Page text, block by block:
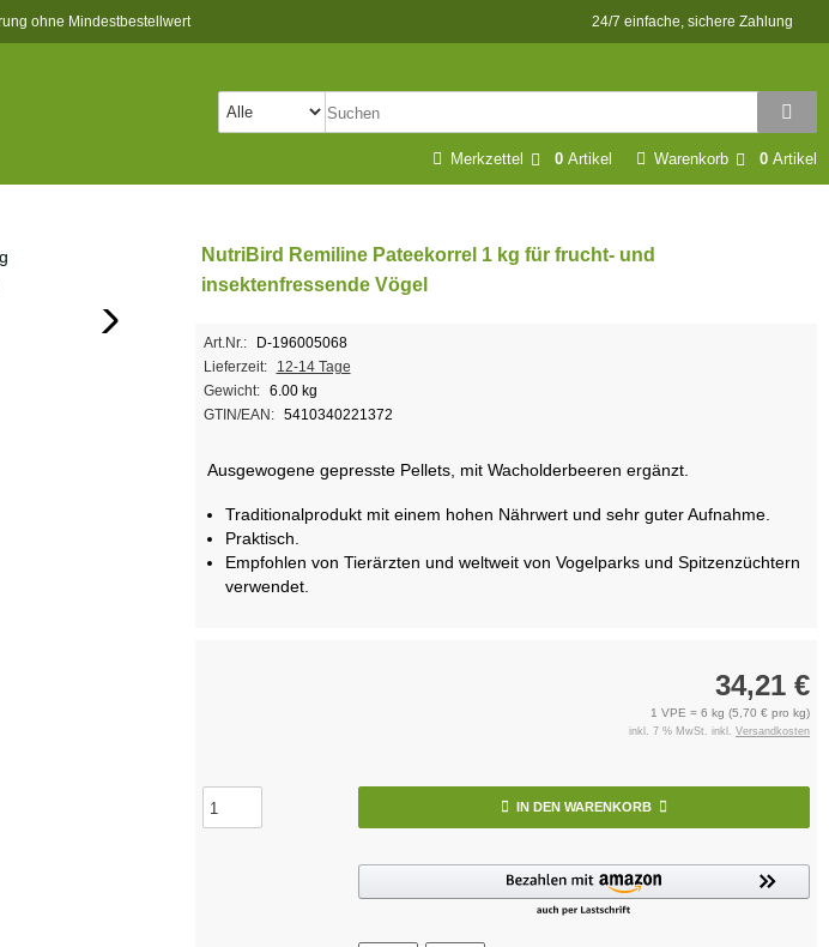
ohne Mindestbestellwert 24/7 einfache, sichere Zahlung
Warenkorb 0 Artikel
Merkzettel 0 Artikel
NutriBird Remiline Pateekorrel 1 kg für frucht- und
insektenfressende Vögel
Art.Nr.:
D-196005068
Lieferzeit:
12-14 Tage
Gewicht:
6.00 kg
GTIN/EAN:
5410340221372
Ausgewogene gepresste Pellets, mit Wacholderbeeren ergänzt.
Traditionalprodukt mit einem hohen Nährwert und sehr guter Aufnahme.
Praktisch.
Empfohlen von Tierärzten und weltweit von Vogelparks und Spitzenzüchtern
verwendet.
34,21 €
1 VPE = 6 kg (5,70 € pro kg)
inkl. 7 % MwSt. inkl. Versandkosten
IN DEN WARENKORB